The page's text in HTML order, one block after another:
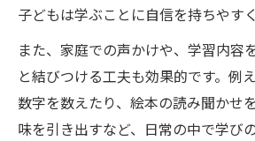
子どもは学ぶことに自信を持ちやす
また、家庭での声かけや、学習内容
と結びつける工夫も効果的です。例
数字を数えたり、絵本の読み聞かせ
味を引き出すなど、日常の中で学び